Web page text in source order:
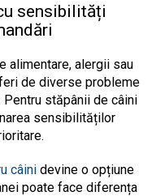
sensibilități
alimentare, alergii sau
de diverse probleme
Pentru stăpânii de câini
sensibilităților
câini devine o opțiune
poate face diferența